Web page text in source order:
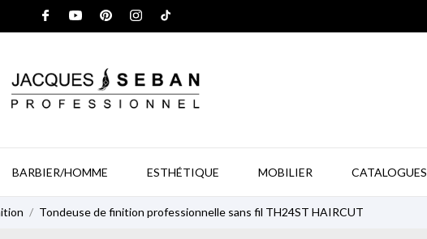
BARBIER/HOMME ESTHÉTIQUE MOBILIER CATALOGUES
Tondeuse de finition professionnelle sans fil TH24ST HAIRCUT